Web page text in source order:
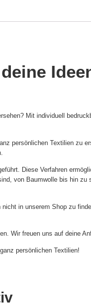
Mit individuell
persönlichen Textilien zu
Diese Verfahren
von Baumwolle bis hin zu
in unserem Shop zu
Wir freuen uns auf deine
persönlichen Textilien!